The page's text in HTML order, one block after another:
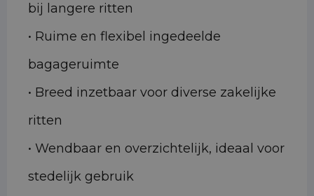
bij langere ritten
• Ruime en flexibel ingedeelde
bagageruimte
• Breed inzetbaar voor diverse zakelijke
ritten
• Wendbaar en overzichtelijk, ideaal voor
stedelijk gebruik